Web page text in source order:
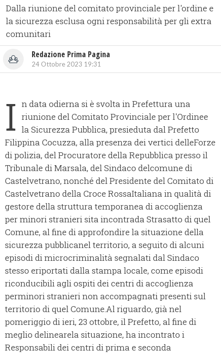
Dalla riunione del comitato provinciale per l'ordine e
la sicurezza esclusa ogni responsabilità per gli extra
comunitari
Redazione Prima Pagina
24 Ottobre 2023 19:31
I n data odierna si è svolta in Prefettura una
riunione del Comitato Provinciale per l'Ordinee
la Sicurezza Pubblica, presieduta dal Prefetto
Filippina Cocuzza, alla presenza dei vertici delleForze
di polizia, del Procuratore della Repubblica presso il
Tribunale di Marsala, del Sindaco delcomune di
Castelvetrano, nonché del Presidente del Comitato di
Castelvetrano della Croce RossaItaliana in qualità di
gestore della struttura temporanea di accoglienza
per minori stranieri sita incontrada Strasatto di quel
Comune, al fine di approfondire la situazione della
sicurezza pubblicanel territorio, a seguito di alcuni
episodi di microcriminalità segnalati dal Sindaco
stesso eriportati dalla stampa locale, come episodi
riconducibili agli ospiti dei centri di accoglienza
perminori stranieri non accompagnati presenti sul
territorio di quel Comune.Al riguardo, già nel
pomeriggio di ieri, 23 ottobre, il Prefetto, al fine di
meglio delinearela situazione, ha incontrato i
Responsabili dei centri di prima e seconda